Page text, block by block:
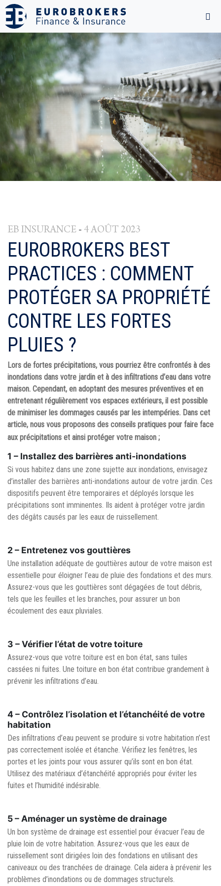
EB INSURANCE - 4 AOÛT 2023
EUROBROKERS BEST
PRACTICES : COMMENT
PROTÉGER SA PROPRIÉTÉ
CONTRE LES FORTES
PLUIES ?
Lors de fortes précipitations, vous pourriez être confrontés à des
inondations dans votre jardin et à des infiltrations d’eau dans votre
maison. Cependant, en adoptant des mesures préventives et en
entretenant régulièrement vos espaces extérieurs, il est possible
de minimiser les dommages causés par les intempéries. Dans cet
article, nous vous proposons des conseils pratiques pour faire face
aux précipitations et ainsi protéger votre maison ;
1 – Installez des barrières anti-inondations
Si vous habitez dans une zone sujette aux inondations, envisagez
d’installer des barrières anti-inondations autour de votre jardin. Ces
dispositifs peuvent être temporaires et déployés lorsque les
précipitations sont imminentes. Ils aident à protéger votre jardin
des dégâts causés par les eaux de ruissellement.
2 – Entretenez vos gouttières
Une installation adéquate de gouttières autour de votre maison est
essentielle pour éloigner l’eau de pluie des fondations et des murs.
Assurez-vous que les gouttières sont dégagées de tout débris,
tels que les feuilles et les branches, pour assurer un bon
écoulement des eaux pluviales.
3 –Vérifier l’état de votre toiture
Assurez-vous que votre toiture est en bon état, sans tuiles
cassées ni fuites. Une toiture en bon état contribue grandement à
prévenir les infiltrations d’eau.
4 – Contrôlez l’isolation et l’étanchéité de votre
habitation
Des infiltrations d’eau peuvent se produire si votre habitation n’est
pas correctement isolée et étanche. Vérifiez les fenêtres, les
portes et les joints pour vous assurer qu’ils sont en bon état.
Utilisez des matériaux d’étanchéité appropriés pour éviter les
fuites et l’humidité indésirable.
5 –Aménager un système de drainage
Un bon système de drainage est essentiel pour évacuer l’eau de
pluie loin de votre habitation. Assurez-vous que les eaux de
ruissellement sont dirigées loin des fondations en utilisant des
caniveaux ou des tranchées de drainage. Cela aidera à prévenir les
problèmes d’inondations ou de dommages structurels.